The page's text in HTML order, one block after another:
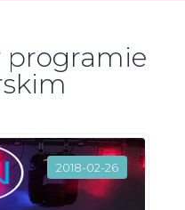
programie
2018-02-26